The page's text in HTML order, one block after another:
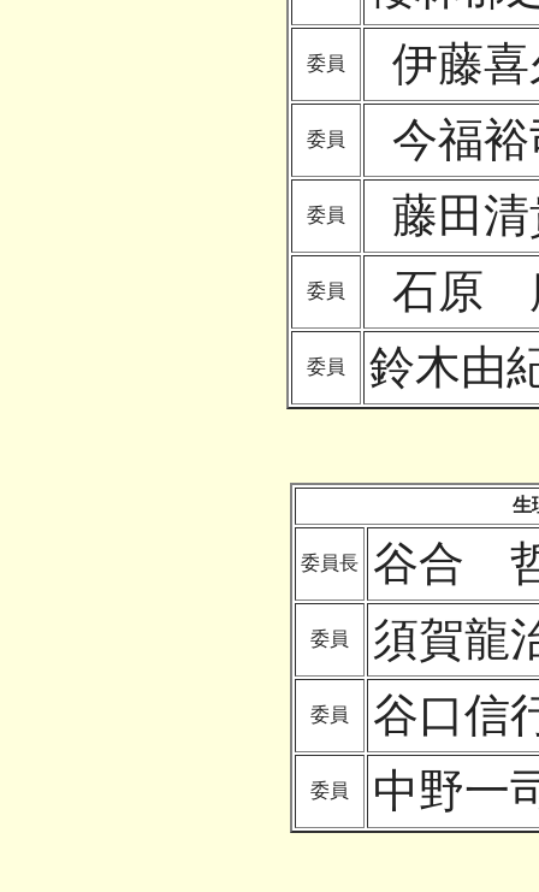
委員 伊藤
委員 今福
委員 藤田
委員 石原
委員 鈴木由
生
委員長 谷合
委員 須賀龍
委員 谷口信
委員 中野一